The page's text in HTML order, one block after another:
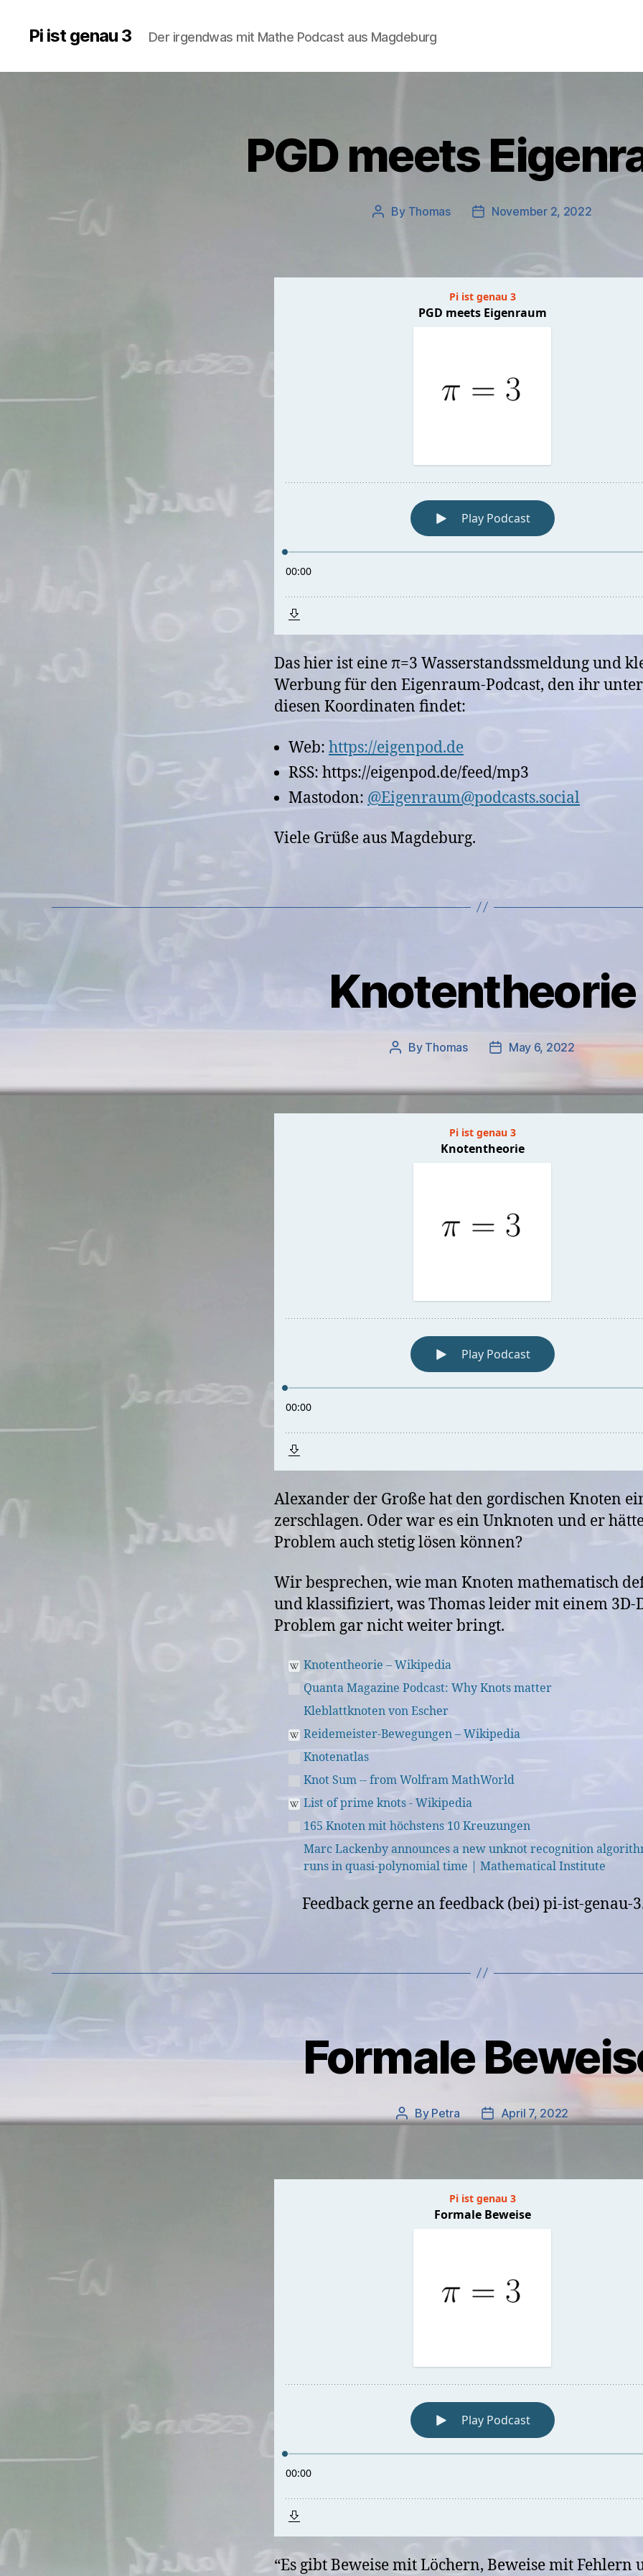
Pi ist genau 3 Der irgendwas mit Mathe Podcast aus Magdeburg
PGD meets
Post
By Thomas
PostNovember 2, 2022
Das hier ist eine π=3 Wasserstandssmeldung und
Werbung für den Eigenraum-Podcast, den ihr unter
diesen Koordinaten findet:
Web: https://eigenpod.de
RSS: https://eigenpod.de/feed/mp3
Mastodon: @Eigenraum@podcasts.social
Viele Grüße aus Magdeburg.
Knotentheorie
Post
By Thomas
PostMay 6, 2022
Alexander der Große hat den gordischen Knoten
zerschlagen. Oder war es ein Unknoten und er
Problem auch stetig lösen können?
Wir besprechen, wie man Knoten mathematisch
und klassifiziert, was Thomas leider mit einem 3D-
Problem gar nicht weiter bringt.
Knotentheorie – Wikipedia
Quanta Magazine Podcast: Why Knots matter
Kleblattknoten von Escher
Reidemeister-Bewegungen – Wikipedia
Knotenatlas
Knot Sum -- from Wolfram MathWorld
List of prime knots - Wikipedia
165 Knoten mit höchstens 10 Kreuzungen
Marc Lackenby announces a new unknot recognition
runs in quasi-polynomial time | Mathematical Institute
Feedback gerne an feedback (bei) pi-ist-genau-
Formale
Post
By Petra
PostApril 7, 2022
“Es gibt Beweise mit Löchern, Beweise mit Fehlern